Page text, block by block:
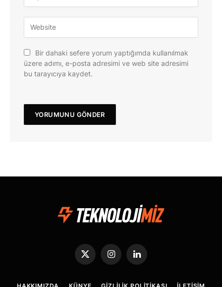
Bir dahaki sefere yorum yaptığımda kullanılmak
üzere adımı, e-posta adresimi ve web site adresimi
bu tarayıcıya kaydet.
X
(Twitter)
InstagramLinkedIn